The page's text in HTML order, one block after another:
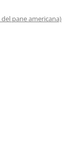
pane americana)